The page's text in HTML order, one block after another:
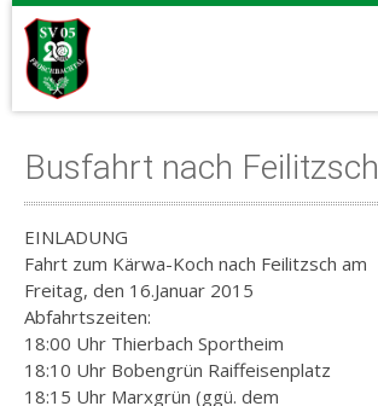
Busfahrt nach Feilitzsch
EINLADUNG
Fahrt zum Kärwa-Koch nach Feilitzsch am
Freitag, den 16.Januar 2015
Abfahrtszeiten:
18:00 Uhr Thierbach Sportheim
18:10 Uhr Bobengrün Raiffeisenplatz
18:15 Uhr Marxgrün (ggü. dem